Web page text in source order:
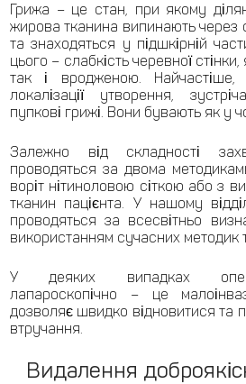
Грижа – це стан, при якому
жирова тканина випинають через
та знаходяться у підшкірній
цього – слабкість черевної
так і вродженою.
локалізації утворення,
пупкові грижі. Вони бувають як у
Залежно від складності
проводяться за двома
воріт нітиноловою сіткою або з
тканин пацієнта. У нашому
проводяться за всесвітньо
використанням сучасних методик
У деяких випадках
лапароскопічно – це
дозволяє швидко відновитися та
втручання.
Видалення